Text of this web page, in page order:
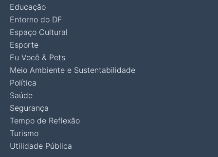
Educação
Entorno do DF
Espaço Cultural
Esporte
Eu Você & Pets
Meio Ambiente e Sustentabilidade
Política
Saúde
Segurança
Tempo de Reflexão
Turismo
Utilidade Pública